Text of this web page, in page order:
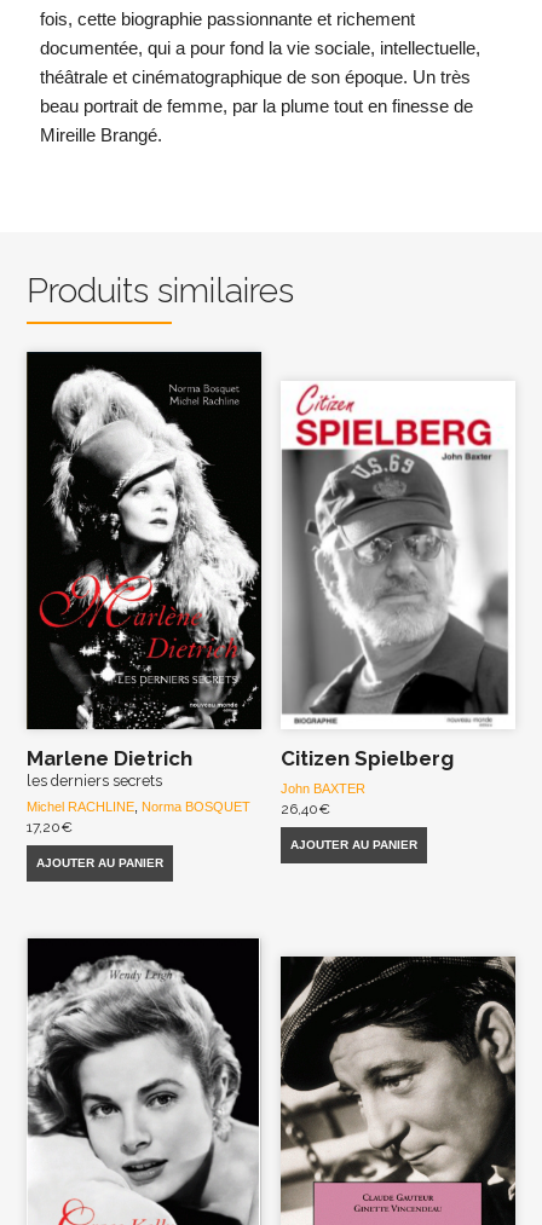
fois, cette biographie passionnante et richement
documentée, qui a pour fond la vie sociale, intellectuelle,
théâtrale et cinématographique de son époque. Un très
beau portrait de femme, par la plume tout en finesse de
Mireille Brangé.
Produits similaires
Marlene Dietrich
les derniers secrets
Michel RACHLINE ,Norma BOSQUET
17,20€
AJOUTER AU PANIER
Citizen Spielberg
John BAXTER
26,40€
AJOUTER AU PANIER